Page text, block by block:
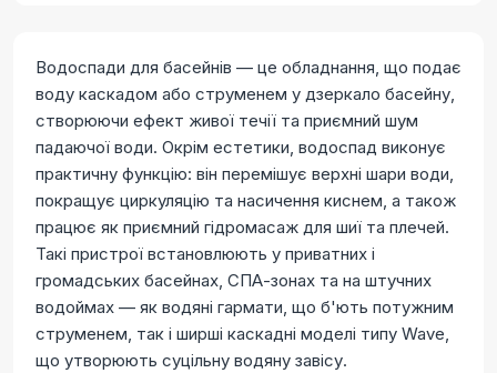
Водоспади для басейнів — це обладнання, що подає
воду каскадом або струменем у дзеркало басейну,
створюючи ефект живої течії та приємний шум
падаючої води. Окрім естетики, водоспад виконує
практичну функцію: він перемішує верхні шари води,
покращує циркуляцію та насичення киснем, а також
працює як приємний гідромасаж для шиї та плечей.
Такі пристрої встановлюють у приватних і
громадських басейнах, СПА-зонах та на штучних
водоймах — як водяні гармати, що б'ють потужним
струменем, так і ширші каскадні моделі типу Wave,
що утворюють суцільну водяну завісу.